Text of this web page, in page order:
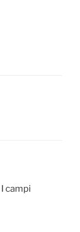
I campi